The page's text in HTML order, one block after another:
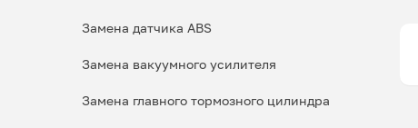
Замена датчика ABS
Замена вакуумного усилителя
Замена главного тормозного цилиндра